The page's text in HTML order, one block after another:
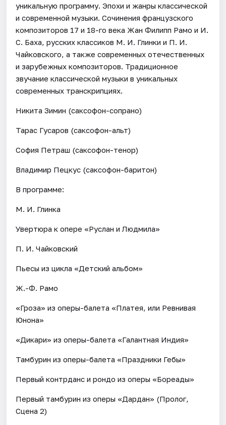
уникальную программу. Эпохи и жанры классической
и современной музыки. Сочинения французского
композиторов 17 и 18-го века Жан Филипп Рамо и И.
С. Баха, русских классиков М. И. Глинки и П. И.
Чайковского, а также современных отечественных
и зарубежных композиторов. Традиционное
звучание классической музыки в уникальных
современных транскрипциях.
Никита Зимин (саксофон-сопрано)
Тарас Гусаров (саксофон-альт)
София Петраш (саксофон-тенор)
Владимир Пецкус (саксофон-баритон)
В программе:
М. И. Глинка
Увертюра к опере «Руслан и Людмила»
П. И. Чайковский
Пьесы из цикла «Детский альбом»
Ж.-Ф. Рамо
«Гроза» из оперы-балета «Платея, или Ревнивая
Юнона»
«Дикари» из оперы-балета «Галантная Индия»
Тамбурин из оперы-балета «Праздники Гебы»
Первый контрданс и рондо из оперы «Бореады»
Первый тамбурин из оперы «Дардан» (Пролог,
Сцена 2)